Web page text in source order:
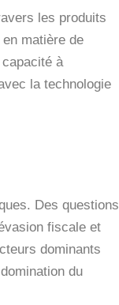
les produits
matière de
à
la technologie
Des questions
fiscale et
dominants
du